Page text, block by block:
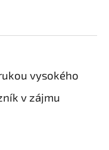
vysokého
v zájmu